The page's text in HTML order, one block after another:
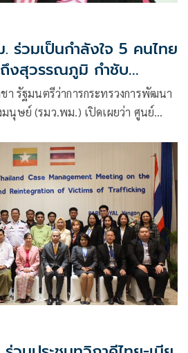
ร่วมเป็นกำลังใจ 5 คนไทย
งสุวรรณภูมิ กำชับ
ด เยี่ยมทุกครอบครัว-
ารสังคม
า รัฐมนตรีว่าการกระทรวงการพัฒนา
นุษย์ (รมว.พม.) เปิดเผยว่า ศูนย์
ากาศยานสุวรรณภูมิ ร่วมรับคนไทย 5
าเอลหลังจากได้รับการปล่อยตัวจาก
ค. 68 โดยได้ร่วมพูดคุยให้กำลังใจและ
วและญาติ เดินทางกลับไปยังภูมิลำเนา